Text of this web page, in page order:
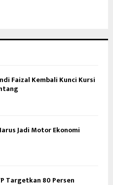
Faizal Kembali Kunci Kursi
Jadi Motor Ekonomi
Targetkan 80 Persen